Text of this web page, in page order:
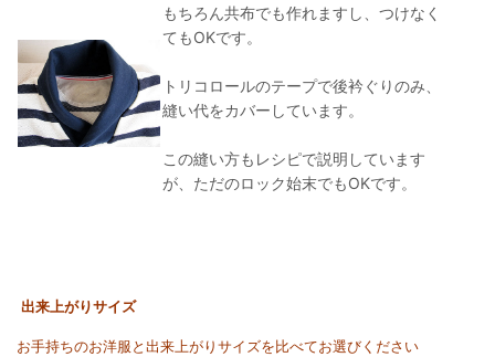
もちろん共布でも作れますし、つけなく
てもOKです。
トリコロールのテープで後衿ぐりのみ、
縫い代をカバーしています。
この縫い方もレシピで説明しています
が、ただのロック始末でもOKです。
出来上がりサイズ
お手持ちのお洋服と出来上がりサイズを比べてお選びください